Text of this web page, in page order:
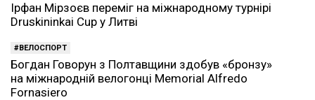
Ірфан Мірзоєв переміг на міжнародному турнірі
Druskininkai Cup у Литві
ВЕЛОСПОРТ
Богдан Говорун з Полтавщини здобув «бронзу»
на міжнародній велогонці Memorial Alfredo
Fornasiero